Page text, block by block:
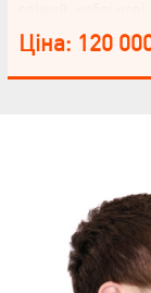
Ціна: 120